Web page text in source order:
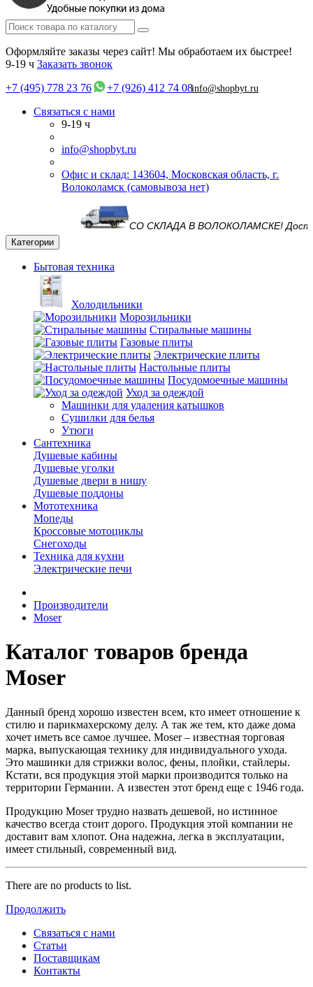
Оформляйте заказы через сайт! Мы обработаем их быстрее!
9-19 ч Заказать звонок
+7 (495) 778 23 76
+7 (926) 412 74 08info@shopbyt.ru
Связаться с нами
9-19 ч
info@shopbyt.ru
Офис и склад: 143604, Московская область, г.
Волоколамск (самовывоза нет)
СО СКЛАДА В ВОЛОКОЛАМСКЕ!
Категории
Бытовая техника
Холодильники
Морозильники
Стиральные машины
Газовые плиты
Электрические плиты
Настольные плиты
Посудомоечные машины
Уход за одеждой
Машинки для удаления катышков
Сушилки для белья
Утюги
Сантехника
Душевые кабины
Душевые уголки
Душевые двери в нишу
Душевые поддоны
Мототехника
Мопеды
Кроссовые мотоциклы
Снегоходы
Техника для кухни
Электрические печи
Производители
Moser
Каталог товаров бренда
Moser
Данный бренд хорошо известен всем, кто имеет отношение к
стилю и парикмахерскому делу. А так же тем, кто даже дома
хочет иметь все самое лучшее. Moser – известная торговая
марка, выпускающая технику для индивидуального ухода.
Это машинки для стрижки волос, фены, плойки, стайлеры.
Кстати, вся продукция этой марки производится только на
территории Германии. А известен этот бренд еще с 1946 года.
Продукцию Moser трудно назвать дешевой, но истинное
качество всегда стоит дорого. Продукция этой компании не
доставит вам хлопот. Она надежна, легка в эксплуатации,
имеет стильный, современный вид.
There are no products to list.
Продолжить
Связаться с нами
Статьи
Поставщикам
Контакты